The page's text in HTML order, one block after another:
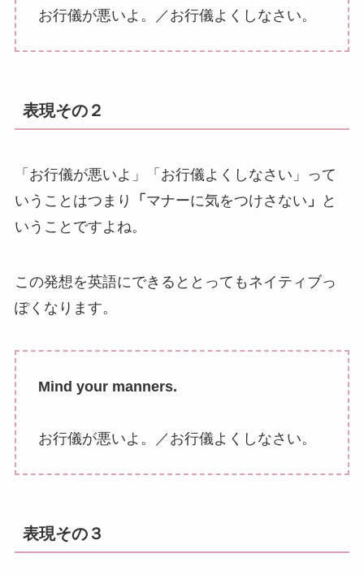
お行儀が悪いよ。／お行儀よくしなさい。
表現その２
「お行儀が悪いよ」「お行儀よくしなさい」って
いうことはつまり
「 マナーに気をつけさない 」
と
いうことですよね。
この発想を英語にできるととってもネイティブっ
ぽくなります。
Mind your manners.
お行儀が悪いよ。／お行儀よくしなさい。
表現その３